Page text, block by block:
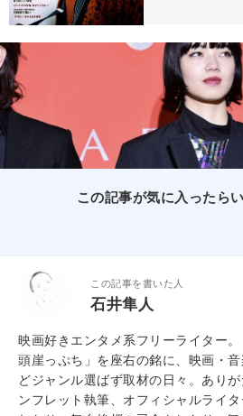
この記事が気に入ったら
この記事を書いた人
石井隼人
映画好きエンタメ系フリーライター
頭崖っぷち」を座右の銘に、映画・
どジャンル選ばず取材の日々。あり
ンフレット執筆、オフィシャルライ